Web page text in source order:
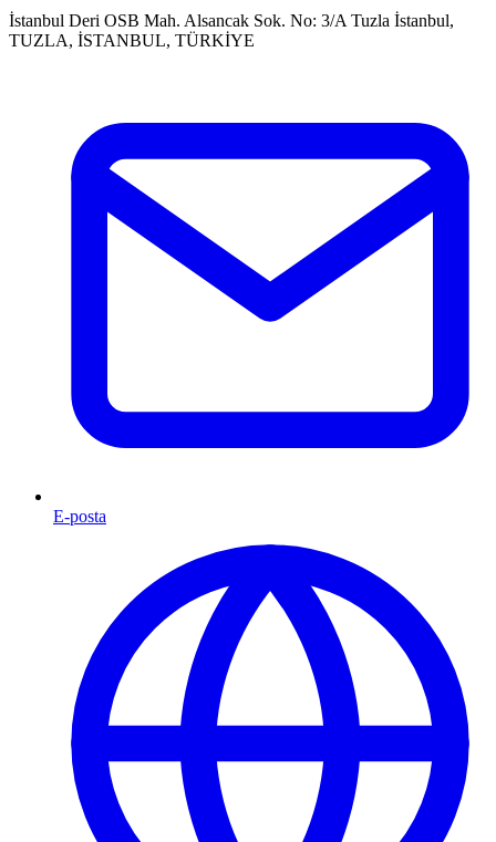
İstanbul Deri OSB Mah. Alsancak Sok. No: 3/A Tuzla İstanbul,
TUZLA, İSTANBUL, TÜRKİYE
E-posta